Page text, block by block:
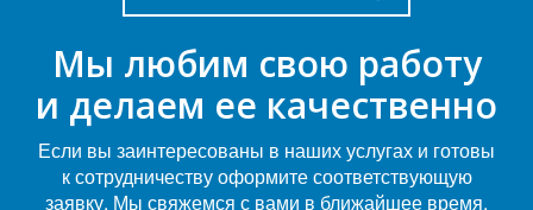
Мы любим свою работу
и делаем ее качественно
Если вы заинтересованы в наших услугах и готовы
к сотрудничеству оформите соответствующую
заявку. Мы свяжемся с вами в ближайшее время.